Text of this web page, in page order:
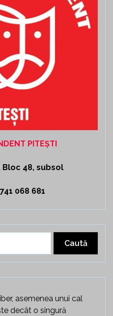
PITEȘTI
Bloc 48, subsol
068 681
asemenea unui cal
decât o singură